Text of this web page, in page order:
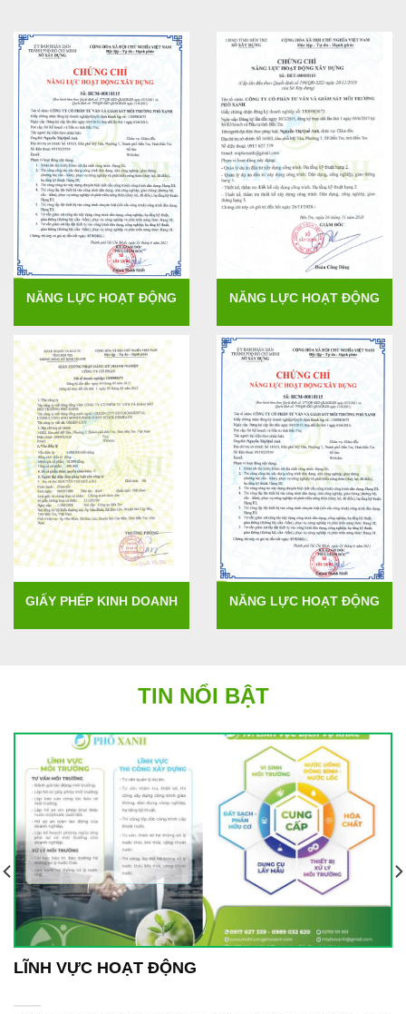
NĂNG LỰC HOẠT ĐỘNG NĂNG LỰC HOẠT ĐỘNG
GIẤY PHÉP KINH DOANH NĂNG LỰC HOẠT ĐỘNG
TIN NỔI BẬT
LĨNH VỰC HOẠT ĐỘNG